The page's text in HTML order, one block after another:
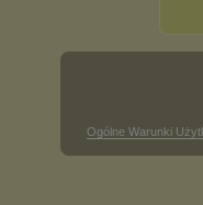
Ogólne Warunki